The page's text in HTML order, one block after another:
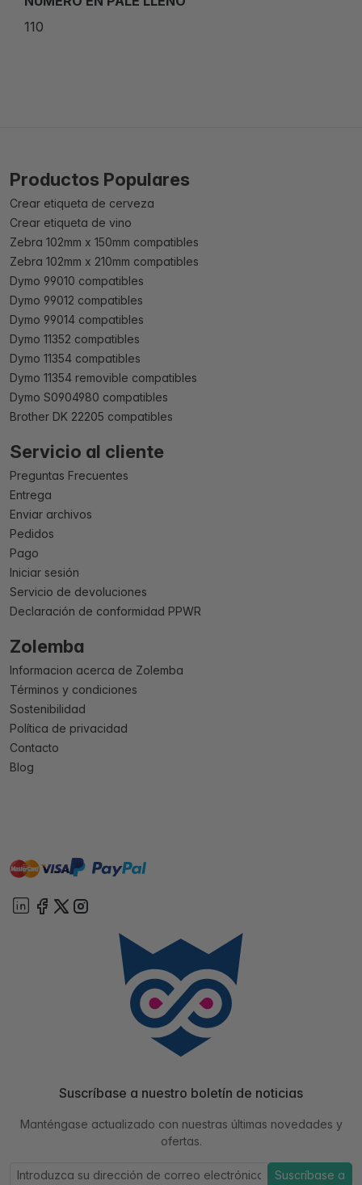
110
Productos Populares
Crear etiqueta de cerveza
Crear etiqueta de vino
Zebra 102mm x 150mm compatibles
Zebra 102mm x 210mm compatibles
Dymo 99010 compatibles
Dymo 99012 compatibles
Dymo 99014 compatibles
Dymo 11352 compatibles
Dymo 11354 compatibles
Dymo 11354 removible compatibles
Dymo S0904980 compatibles
Brother DK 22205 compatibles
Servicio al cliente
Preguntas Frecuentes
Entrega
Enviar archivos
Pedidos
Pago
Iniciar sesión
Servicio de devoluciones
Declaración de conformidad PPWR
Zolemba
Informacion acerca de Zolemba
Términos y condiciones
Sostenibilidad
Política de privacidad
Contacto
Blog
mastervisa paypal
Suscríbase a nuestro boletín de noticias
Manténgase actualizado con nuestras últimas novedades y
ofertas.
Suscríbase a